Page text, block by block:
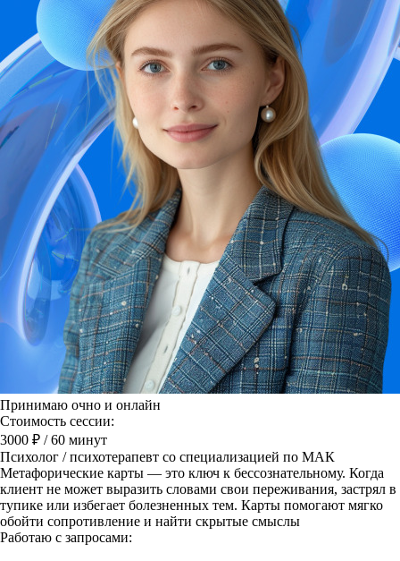
Принимаю очно и онлайн
Стоимость сессии:
3000 ₽ / 60 минут
Психолог / психотерапевт со специализацией по МАК
Метафорические карты — это ключ к бессознательному. Когда
клиент не может выразить словами свои переживания, застрял в
тупике или избегает болезненных тем. Карты помогают мягко
обойти сопротивление и найти скрытые смыслы
Работаю с запросами: